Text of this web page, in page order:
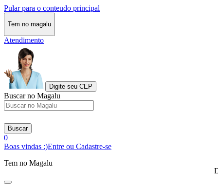
Pular para o conteudo principal
Tem no magalu
Atendimento
Digite seu CEP
Buscar no Magalu
Buscar
0
Boas vindas :)Entre ou Cadastre-se
Tem no Magalu